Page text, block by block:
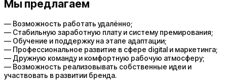
Мы предлагаем
— Возможность работать удалённо;
— Стабильную заработную плату и систему премирования;
— Обучение и поддержку на этапе адаптации;
— Профессиональное развитие в сфере digital и маркетинга;
— Дружную команду и комфортную рабочую атмосферу;
— Возможность реализовывать собственные идеи и
участвовать в развитии бренда.